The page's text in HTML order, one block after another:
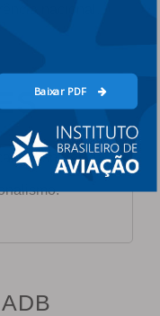
nacional.
transparência,
Baixar PDF